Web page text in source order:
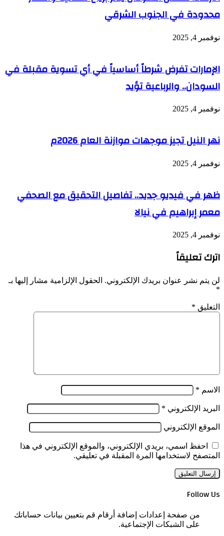
محدودة في الجنوب الشرقي
نوفمبر 4, 2025
الإمارات تفرض شرطاً أساسياً في أي تسوية مقبلة في
السودان.. والرباعية تؤيد
نوفمبر 4, 2025
نهر النيل تجيز موجهات موازنة العام 2026م
نوفمبر 4, 2025
ظهر في فيديو جديد.. تفاصيل التحقيق مع الصحفي
معمر إبراهيم في نيالا
نوفمبر 4, 2025
اترك تعليقاً
لن يتم نشر عنوان بريدك الإلكتروني. الحقول الإلزامية مشار إليها بـ
*
التعليق *
الاسم *
البريد الإلكتروني *
الموقع الإلكتروني
احفظ اسمي، بريدي الإلكتروني، والموقع الإلكتروني في هذا
المتصفح لاستخدامها المرة المقبلة في تعليقي.
Follow Us
من صفحة إعدادات إضافة أرقام قم بتعيين بيانات حساباتك
على الشبكات الإجتماعية.